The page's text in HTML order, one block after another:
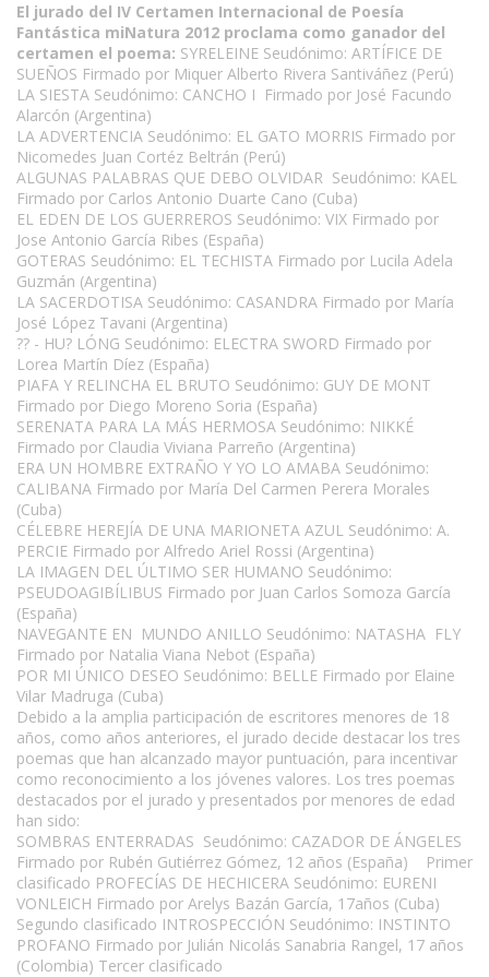
El jurado del IV Certamen Internacional de Poesía
Fantástica miNatura 2012 proclama como ganador del
certamen el poema: SYRELEINE Seudónimo: ARTÍFICE DE
SUEÑOS Firmado por Miquer Alberto Rivera Santiváñez (Perú)
LA SIESTA Seudónimo: CANCHO I Firmado por José Facundo
Alarcón (Argentina)
LA ADVERTENCIA Seudónimo: EL GATO MORRIS Firmado por
Nicomedes Juan Cortéz Beltrán (Perú)
ALGUNAS PALABRAS QUE DEBO OLVIDAR Seudónimo: KAEL
Firmado por Carlos Antonio Duarte Cano (Cuba)
EL EDEN DE LOS GUERREROS Seudónimo: VIX Firmado por
Jose Antonio García Ribes (España)
GOTERAS Seudónimo: EL TECHISTA Firmado por Lucila Adela
Guzmán (Argentina)
LA SACERDOTISA Seudónimo: CASANDRA Firmado por María
José López Tavani (Argentina)
?? - HU? LÓNG Seudónimo: ELECTRA SWORD Firmado por
Lorea Martín Díez (España)
PIAFA Y RELINCHA EL BRUTO Seudónimo: GUY DE MONT
Firmado por Diego Moreno Soria (España)
SERENATA PARA LA MÁS HERMOSA Seudónimo: NIKKÉ
Firmado por Claudia Viviana Parreño (Argentina)
ERA UN HOMBRE EXTRAÑO Y YO LO AMABA Seudónimo:
CALIBANA Firmado por María Del Carmen Perera Morales
(Cuba)
CÉLEBRE HEREJÍA DE UNA MARIONETA AZUL Seudónimo: A.
PERCIE Firmado por Alfredo Ariel Rossi (Argentina)
LA IMAGEN DEL ÚLTIMO SER HUMANO Seudónimo:
PSEUDOAGIBÍLIBUS Firmado por Juan Carlos Somoza García
(España)
NAVEGANTE EN MUNDO ANILLO Seudónimo: NATASHA FLY
Firmado por Natalia Viana Nebot (España)
POR MI ÚNICO DESEO Seudónimo: BELLE Firmado por Elaine
Vilar Madruga (Cuba)
Debido a la amplia participación de escritores menores de 18
años, como años anteriores, el jurado decide destacar los tres
poemas que han alcanzado mayor puntuación, para incentivar
como reconocimiento a los jóvenes valores. Los tres poemas
destacados por el jurado y presentados por menores de edad
han sido:
SOMBRAS ENTERRADAS Seudónimo: CAZADOR DE ÁNGELES
Firmado por Rubén Gutiérrez Gómez, 12 años (España) Primer
clasificado PROFECÍAS DE HECHICERA Seudónimo: EURENI
VONLEICH Firmado por Arelys Bazán García, 17años (Cuba)
Segundo clasificado INTROSPECCIÓN Seudónimo: INSTINTO
PROFANO Firmado por Julián Nicolás Sanabria Rangel, 17 años
(Colombia) Tercer clasificado